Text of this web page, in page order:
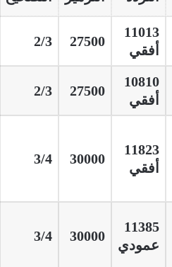
11013
أفقي
27500
2/3
10810
أفقي
27500
2/3
11823
أفقي
30000
3/4
11385
عمودي
30000
3/4